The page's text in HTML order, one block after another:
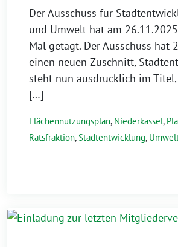
Der Ausschuss für
und Umwelt hat am
Mal getagt. Der Ausschuss hat
einen neuen Zuschnitt,
steht nun ausdrücklich im
[…]
Flächennutzungsplan, Niederkassel,
Ratsfraktion,Stadtentwicklung,